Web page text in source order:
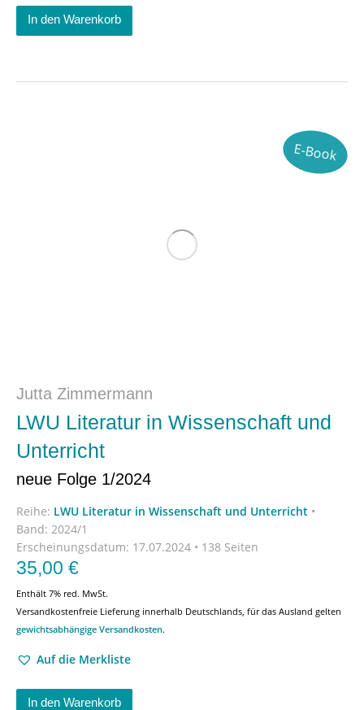
In den Warenkorb
E-Book
Jutta Zimmermann
LWU Literatur in Wissenschaft und
Unterricht
neue Folge 1/2024
Reihe: LWU Literatur in Wissenschaft und Unterricht •
Band: 2024/1
Erscheinungsdatum: 17.07.2024 • 138 Seiten
35,00 €
Enthält 7% red. MwSt.
Versandkostenfreie Lieferung innerhalb Deutschlands, für das Ausland gelten
gewichtsabhängige Versandkosten.
Auf die Merkliste
In den Warenkorb